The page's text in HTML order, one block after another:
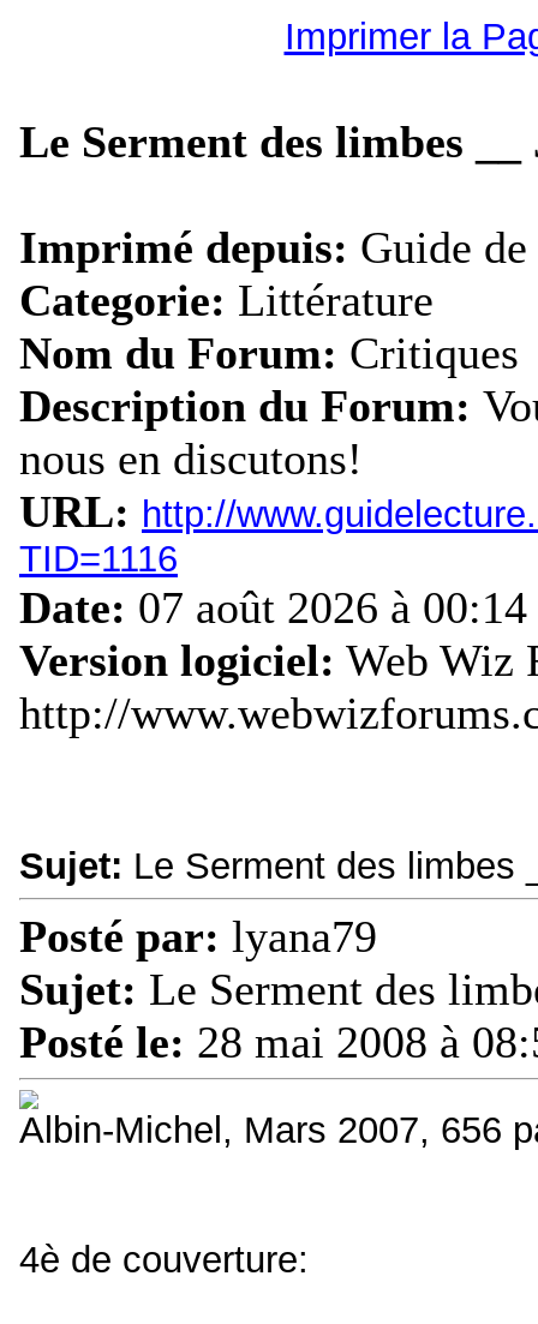
Imprimer la
Le Serment des limbes
Imprimé depuis: Guide
Categorie: Littérature
Nom du Forum: Critiques
Description du Forum:
nous en discutons!
URL: http://
TID=1116
Date: 07 août 2026 à 00:14
Version logiciel: Web Wiz
http://
Sujet: Le Serment des limbes
Posté par: lyana79
Sujet: Le Serment des
Posté le: 28 mai 2008 à
Albin-Michel, Mars 2007, 656
4è de couverture: